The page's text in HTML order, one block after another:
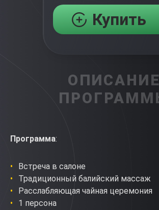
Купить
ОПИСАНИЕ
Программа:
Встреча в салоне
Традиционный балийский массаж
Расслабляющая чайная церемония
1 персона